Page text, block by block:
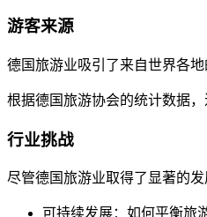
游客来源
德国旅游业吸引了来自世界各
根据德国旅游协会的统计数据
行业挑战
尽管德国旅游业取得了显著的
可持续发展：如何平衡旅